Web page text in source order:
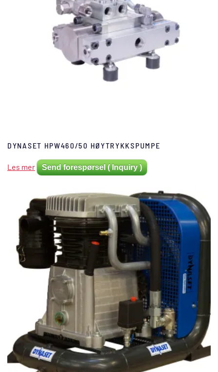
DYNASET HPW460/50 HØYTRYKKSPUMPE
Les mer Send forespørsel ( Inquiry )